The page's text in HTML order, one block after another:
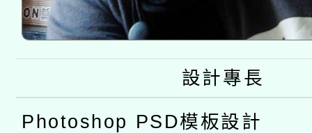
設計專長
Photoshop PSD模板設計